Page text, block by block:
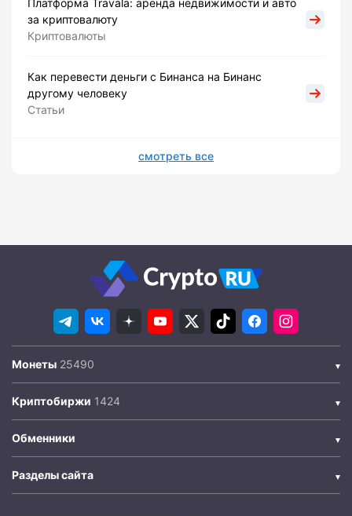
Платформа Travala: аренда недвижимости и авто
за криптовалюту
Криптовалюты
Как перевести деньги с Бинанса на Бинанс
другому человеку
Статьи
смотреть все
Монеты
Криптобиржи
Обменники
Разделы сайта